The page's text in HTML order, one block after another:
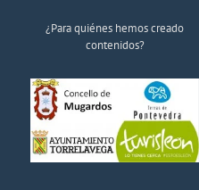
¿Para quiénes hemos creado
contenidos?